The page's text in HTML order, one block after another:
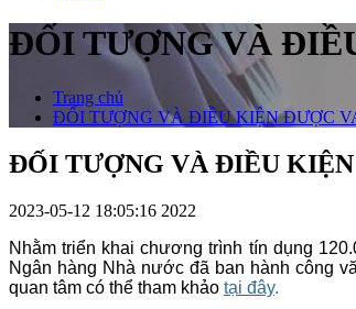
ĐỐI TƯỢNG VÀ
Trang chủ
ĐỐI TƯỢNG VÀ ĐIỀU KIỆN ĐƯỢC
ĐỐI TƯỢNG VÀ ĐIỀU
2023-05-12 18:05:16 2022
Nhằm triển khai chương trình tín dụng
Ngân hàng Nhà nước đã ban hành công
quan tâm có thể tham khảo tại đây.